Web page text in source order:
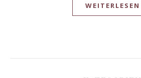
WEITERLESEN